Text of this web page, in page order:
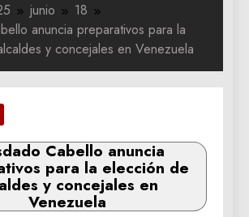
junio
18
anuncia preparativos para la
y concejales en Venezuela
Cabello anuncia
para la elección de
y concejales en
Venezuela